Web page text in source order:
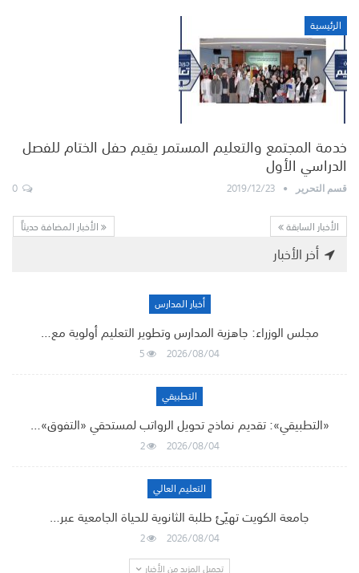
الرئيسية
خدمة المجتمع والتعليم المستمر يقيم حفل الختام للفصل
الدراسي الأول
قسم التحرير 2019/12/23
الأخبار السابقة
الأخبار المضافة حديثاً
أخر الأخبار
أخبار المدارس
مجلس الوزراء: جاهزية المدارس وتطوير التعليم أولوية مع…
2026/08/04
5
التطبيقي
«التطبيقي»: تقديم نماذج تحويل الرواتب لمستحقي «التفوق»…
2026/08/04
2
التعليم العالي
جامعة الكويت تهيّئ طلبة الثانوية للحياة الجامعية عبر…
2026/08/04
2